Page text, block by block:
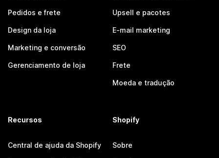
Pedidos e frete
Design da loja
Marketing e conversão
Gerenciamento de loja
Upsell e pacotes
E-mail marketing
SEO
Frete
Moeda e tradução
Recursos
Central de ajuda da Shopify
Shopify
Sobre